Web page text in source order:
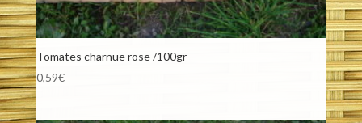
Tomates charnue rose /100gr
0,59€